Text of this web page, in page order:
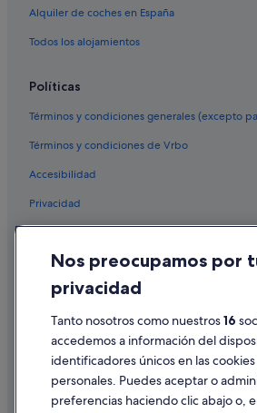
Alquiler de coches en España
Todos los alojamientos
Políticas
Términos y condiciones generales (excepto
Términos y condiciones de Vrbo
Accesibilidad
Privacidad
Condiciones de uso
Información legal/contacto
Pautas sobre el contenido y cómo denunciar
Ayuda
Nos preocupamos por
privacidad
Tanto nosotros como nuestros16
accedemos a información del
identificadores únicos en las
personales. Puedes aceptar o
preferencias haciendo clic abajo o,